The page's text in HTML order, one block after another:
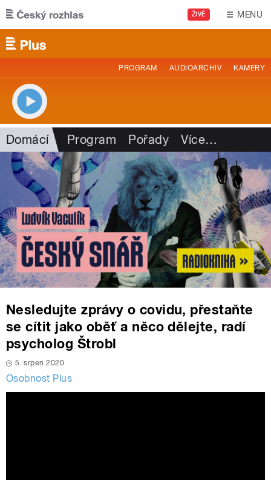
Přejít k hlavnímu obsahu
ŽIVĚ MENU
PROGRAM AUDIOARCHIV KAMERY
Domácí Program Pořady Více…
Nesledujte zprávy o covidu, přestaňte
se cítit jako oběť a něco dělejte, radí
psycholog Štrobl
5. srpen 2020
Osobnost Plus